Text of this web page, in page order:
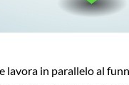
lavora in parallelo al